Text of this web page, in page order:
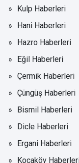
Kulp Haberleri
Hani Haberleri
Hazro Haberleri
Eğil Haberleri
Çermik Haberleri
Çüngüş Haberleri
Bismil Haberleri
Dicle Haberleri
Ergani Haberleri
Kocaköy